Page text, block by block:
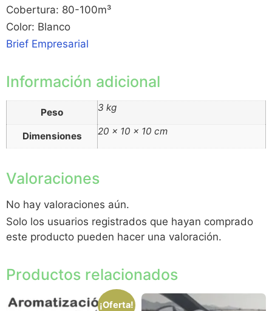
Cobertura: 80-100m³
Color: Blanco
Brief Empresarial
Información adicional
Peso 3 kg
Dimensiones 20 × 10 × 10 cm
Valoraciones
No hay valoraciones aún.
Solo los usuarios registrados que hayan comprado
este producto pueden hacer una valoración.
Productos relacionados
¡Oferta!